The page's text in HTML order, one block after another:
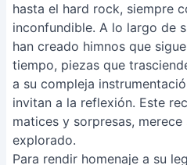
hasta el hard rock, siempre
inconfundible. A lo largo de
han creado himnos que
tiempo, piezas que
a su compleja
invitan a la reflexión. Este
matices y sorpresas,
explorado.
Para rendir homenaje a su